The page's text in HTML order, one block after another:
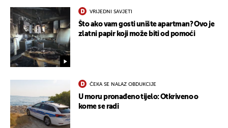
VRIJEDNI SAVJETI
Što ako vam gosti unište apartman? Ovo je
zlatni papir koji može biti od pomoći
ČEKA SE NALAZ OBDUKCIJE
U moru pronađeno tijelo: Otkriveno o
kome se radi